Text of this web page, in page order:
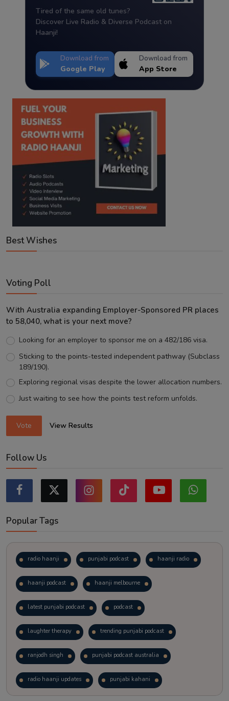
Tired of the same old tunes?
Discover Live Radio & Diverse Podcast on
Haanji!
Download from
Google Play
Download from
App Store
Best Wishes
Voting Poll
With Australia expanding Employer-Sponsored PR places
to 58,040, what is your next move?
Looking for an employer to sponsor me on a 482/186 visa.
Sticking to the points-tested independent pathway (Subclass
189/190).
Exploring regional visas despite the lower allocation numbers.
Just waiting to see how the points test reform unfolds.
Vote View Results
Follow Us
Popular Tags
radio haanji punjabi podcast haanji radio
haanji podcast haanji melbourne
latest punjabi podcast podcast
laughter therapy trending punjabi podcast
ranjodh singh punjabi podcast australia
radio haanji updates punjabi kahani